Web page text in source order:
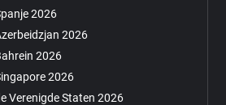
2026
2026
2026
2026
Verenigde Staten 2026